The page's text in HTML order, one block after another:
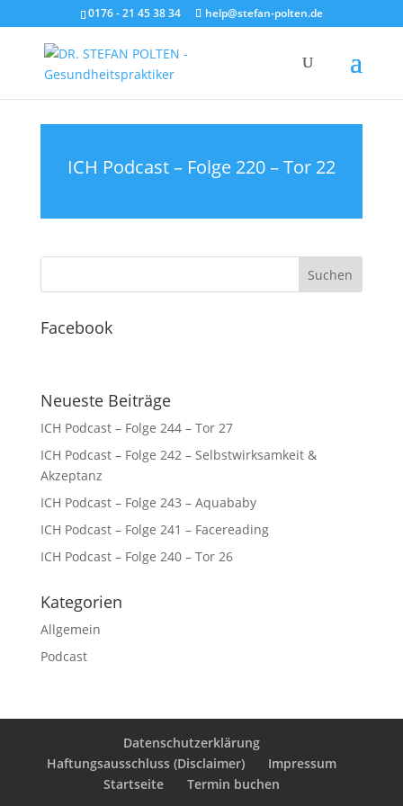
0176 - 21 45 38 34 help@stefan-polten.de
ICH Podcast – Folge 220 – Tor 22
Facebook
Neueste Beiträge
ICH Podcast – Folge 244 – Tor 27
ICH Podcast – Folge 242 – Selbstwirksamkeit &
Akzeptanz
ICH Podcast – Folge 243 – Aquababy
ICH Podcast – Folge 241 – Facereading
ICH Podcast – Folge 240 – Tor 26
Kategorien
Allgemein
Podcast
Datenschutzerklärung
Haftungsausschluss (Disclaimer)
Impressum
Startseite
Termin buchen